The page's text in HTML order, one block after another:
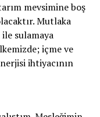
mevsimine boş
Mutlaka
sulamaya
içme ve
ihtiyacının